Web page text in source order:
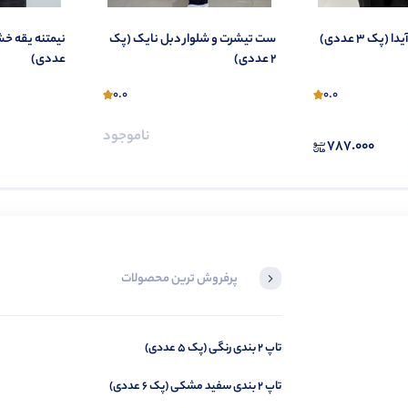
0.0
787.000
ست تیشرت و شلوار دبل نایک (پک
2 عددی)
0.0
ناموجود
عددی)
پرفروش ترین محصولات
تاپ 2 بندی رنگی (پک 5 عددی)
تاپ 2 بندی سفید مشکی (پک 6 عددی)
کراپ بند حلقه ای پانچ (پک 4 عددی)